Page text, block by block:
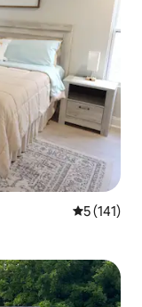
औसत रेटिंग 5
5 (141)